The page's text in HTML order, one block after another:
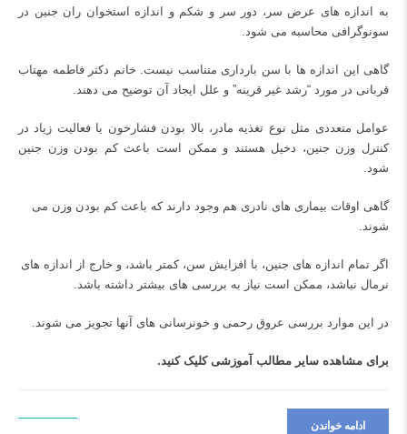
به اندازه های عرض سر، دور سر و شکم و اندازه استخوان ران جنین در
سونوگرافی محاسبه می شود.
گاهی این اندازه ها با سن بارداری متناسب نیست. خانم دکتر فاطمه مهتاب
قربانی در مورد “رشد غیر قرینه” و علل ایجاد آن توضیح می دهند.
عوامل متعددی مثل نوع تغذیه مادر، بالا بودن فشارخون یا فعالیت زیاد در
کنترل وزن جنین، دخیل هستند و ممکن است باعثکم بودن وزن جنین
شود.
گاهی اوقات بیماری های نادری هم وجود دارند که باعث کم بودن وزن می
شوند.
اگر تمام اندازه های جنین، با افزایش سن، کمتر باشد، و خارج از اندازه های
نرمال نباشد، ممکن است نیاز به بررسی های بیشتر داشته باشد.
در این موارد بررسی عروق رحمی و خونرسانی های آنها تجویز می شوند.
برای مشاهده سایر مطالب آموزشیکلیک کنید.
ادامه خواندن